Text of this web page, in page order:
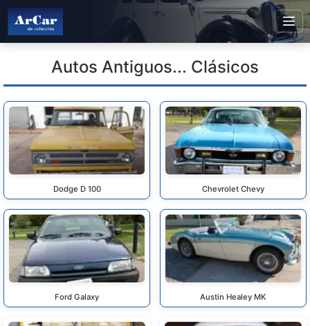
Autos Antiguos... Clásicos
Dodge D 100 Chevrolet Chevy
Ford Galaxy Austin Healey MK